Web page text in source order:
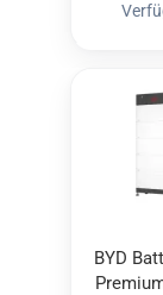
BYD